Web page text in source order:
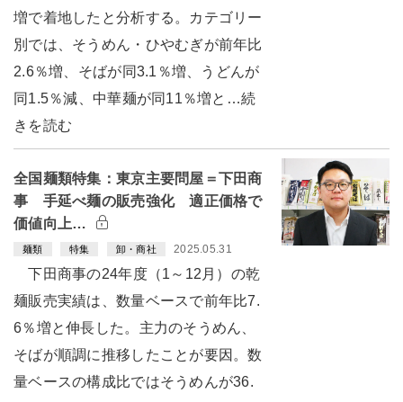
増で着地したと分析する。カテゴリー
別では、そうめん・ひやむぎが前年比
2.6％増、そばが同3.1％増、うどんが
同1.5％減、中華麺が同11％増と…続
きを読む
全国麺類特集：東京主要問屋＝下田商
事 手延べ麺の販売強化 適正価格で
価値向上…
麺類 特集 卸・商社 2025.05.31
下田商事の24年度（1～12月）の乾
麺販売実績は、数量ベースで前年比7.
6％増と伸長した。主力のそうめん、
そばが順調に推移したことが要因。数
量ベースの構成比ではそうめんが36.